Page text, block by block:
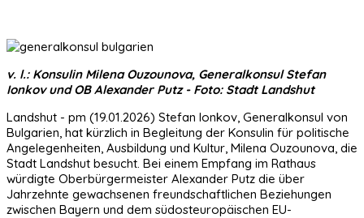
v. l.: Konsulin Milena Ouzounova, Generalkonsul Stefan
Ionkov und OB Alexander Putz - Foto: Stadt Landshut
Landshut - pm (19.01.2026) Stefan Ionkov, Generalkonsul von
Bulgarien, hat kürzlich in Begleitung der Konsulin für politische
Angelegenheiten, Ausbildung und Kultur, Milena Ouzounova, die
Stadt Landshut besucht. Bei einem Empfang im Rathaus
würdigte Oberbürgermeister Alexander Putz die über
Jahrzehnte gewachsenen freundschaftlichen Beziehungen
zwischen Bayern und dem südosteuropäischen EU-